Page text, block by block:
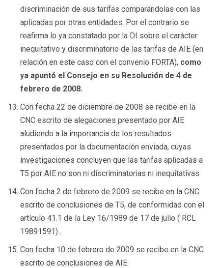
discriminación de sus tarifas comparándolas con las
aplicadas por otras entidades. Por el contrario se
reafirma lo ya constatado por la DI sobre el carácter
inequitativo y discriminatorio de las tarifas de AIE (en
relación en este caso con el convenio FORTA), como
ya apuntó el Consejo en su Resolución de 4 de
febrero de 2008.
Con fecha 22 de diciembre de 2008 se recibe en la
CNC escrito de alegaciones presentado por AIE
aludiendo a la importancia de los resultados
presentados por la documentación enviada, cuyas
investigaciones concluyen que las tarifas aplicadas a
T5 por AIE no son ni discriminatorias ni inequitativas.
Con fecha 2 de febrero de 2009 se recibe en la CNC
escrito de conclusiones de T5, de conformidad con el
artículo 41.1 de la Ley 16/1989 de 17 de julio ( RCL
19891591) .
Con fecha 10 de febrero de 2009 se recibe en la CNC
escrito de conclusiones de AIE.